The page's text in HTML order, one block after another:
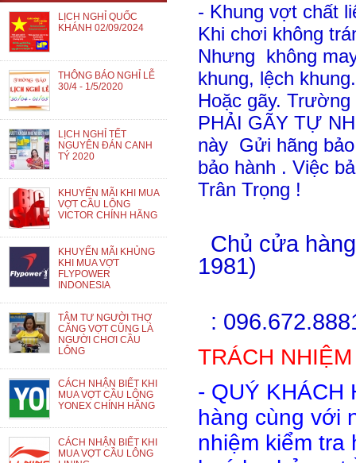
LỊCH NGHỈ QUỐC
KHÁNH 02/09/2024
THÔNG BÁO NGHỈ LỄ
30/4 - 1/5/2020
LỊCH NGHỈ TẾT
NGUYÊN ĐÁN CANH
TÝ 2020
KHUYẾN MÃI KHI MUA
VỢT CẦU LÔNG
VICTOR CHÍNH HÃNG
KHUYẾN MÃI KHỦNG
KHI MUA VỢT
FLYPOWER
INDONESIA
TÂM TƯ NGƯỜI THỢ
CĂNG VỢT CŨNG LÀ
NGƯỜI CHƠI CẦU
LÔNG
CÁCH NHẬN BIẾT KHI
MUA VỢT CẦU LÔNG
YONEX CHÍNH HÃNG
CÁCH NHẬN BIẾT KHI
MUA VỢT CẦU LÔNG
- Khung vợt chất
Khi chơi không
Nhưng không
khung, lệch
Hoặc gãy.
PHẢI GÃY TỰ
này Gửi hãng
bảo hành . Việc
Trân Trọng !
Chủ cửa hàng
1981)
:
TRÁCH
- QUÝ KHÁCH
hàng cùng với
nhiệm kiểm tra